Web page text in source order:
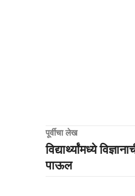
पूर्वीचा लेख
विद्यार्थ्यांमध्ये
पाऊल